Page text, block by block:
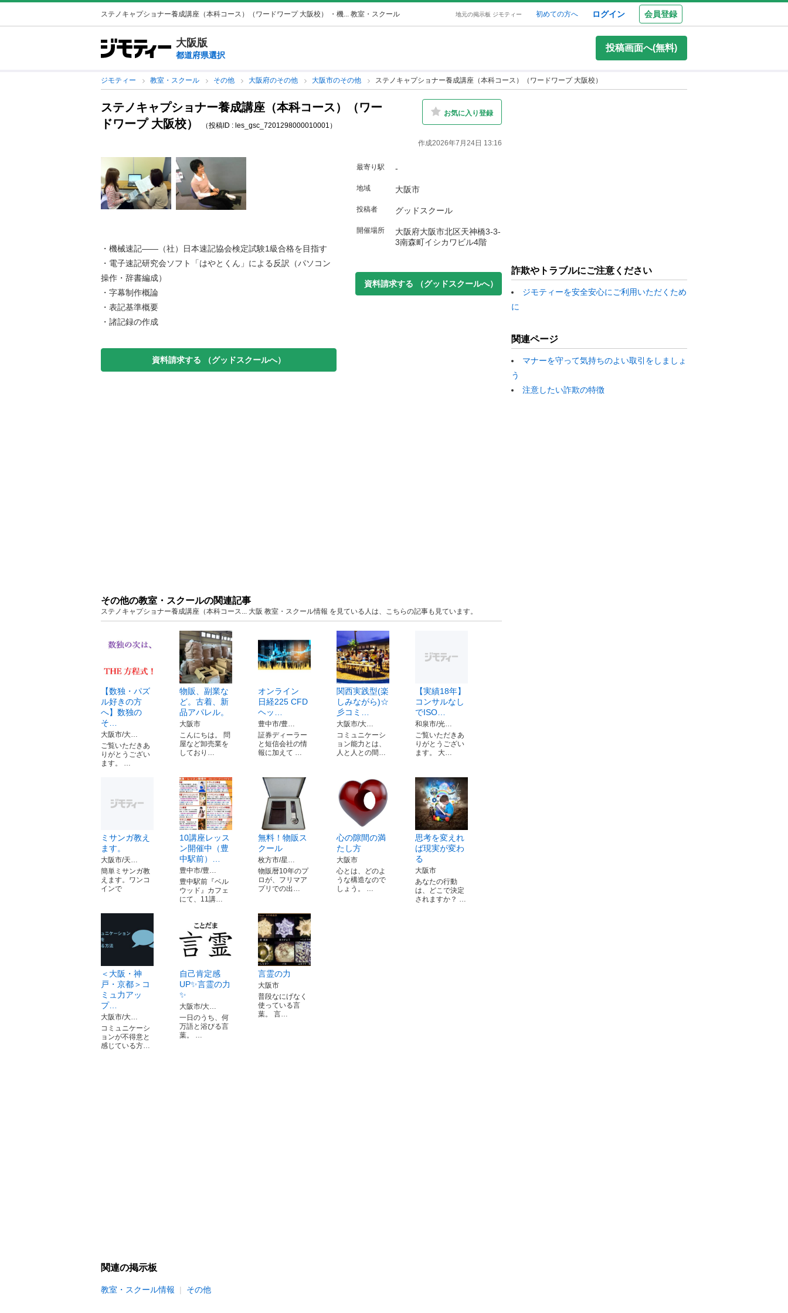
ステノキャプショナー養成講座（本科コース）（ワードワープ 大阪校） ・機... 教室・スクール 地元の掲示板 ジモティー 初めての方へ ログイン 会員登録
大阪版
都道府県選択
投稿画面へ(無料)
ジモティー 教室・スクール その他 大阪府のその他 大阪市のその他 ステノキャプショナー養成講座（本科コース）（ワードワープ 大阪校）
ステノキャプショナー養成講座（本科コース）（ワー
ドワープ 大阪校）
（投稿ID : les_gsc_7201298000010001）
お気に入り登録
作成2026年7月24日 13:16
・機械速記――（社）日本速記協会検定試験1級合格を目指す
・電子速記研究会ソフト「はやとくん」による反訳（パソコン
操作・辞書編成）
・字幕制作概論
・表記基準概要
・諸記録の作成
資料請求する （グッドスクールへ）
最寄り駅 -
地域 大阪市
投稿者 グッドスクール
開催場所
大阪府大阪市北区天神橋3-3-
3南森町イシカワビル4階
資料請求する （グッドスクールへ）
その他の教室・スクールの関連記事
ステノキャプショナー養成講座（本科コース... 大阪 教室・スクール情報 を見ている人は、こちらの記事も見ています。
【数独・パズ
ル好きの方
へ】数独の
そ…
大阪市/大…
ご覧いただきあ
りがとうござい
ます。 …
物販、副業な
ど。古着、新
品アパレル。
大阪市
こんにちは。 問
屋など卸売業を
しており…
オンライン
日経225 CFD
ヘッ…
豊中市/豊…
証券ディーラー
と短信会社の情
報に加えて …
関西実践型(楽
しみながら)☆
彡コミ…
大阪市/大…
コミュニケーシ
ョン能力とは、
人と人との間…
【実績18年】
コンサルなし
でISO…
和泉市/光…
ご覧いただきあ
りがとうござい
ます。 大…
ミサンガ教え
ます。
大阪市/天…
簡単ミサンガ教
えます。ワンコ
インで
10講座レッス
ン開催中（豊
中駅前）…
豊中市/豊…
豊中駅前『ベル
ウッド』カフェ
にて、11講…
無料！物販ス
クール
枚方市/星…
物販暦10年のプ
ロが、フリマア
プリでの出…
心の隙間の満
たし方
大阪市
心とは、どのよ
うな構造なので
しょう。 …
思考を変えれ
ば現実が変わ
る
大阪市
あなたの行動
は、どこで決定
されますか？ …
＜大阪・神
戸・京都＞コ
ミュ力アッ
プ…
大阪市/大…
コミュニケーシ
ョンが不得意と
感じている方…
自己肯定感
UP✨言霊の力
✨
大阪市/大…
一日のうち、何
万語と浴びる言
葉。 …
言霊の力
大阪市
普段なにげなく
使っている言
葉。 言…
関連の掲示板
教室・スクール情報 その他
詐欺やトラブルにご注意ください
ジモティーを安全安心にご利用いただくため
に
関連ページ
マナーを守って気持ちのよい取引をしましょ
う
注意したい詐欺の特徴